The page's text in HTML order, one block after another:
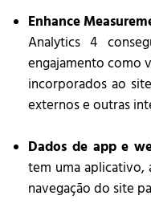
Enhance
Analytics 4
engajamento como
incorporados ao
externos e outras
Dados de app e
tem uma aplicativo,
navegação do site